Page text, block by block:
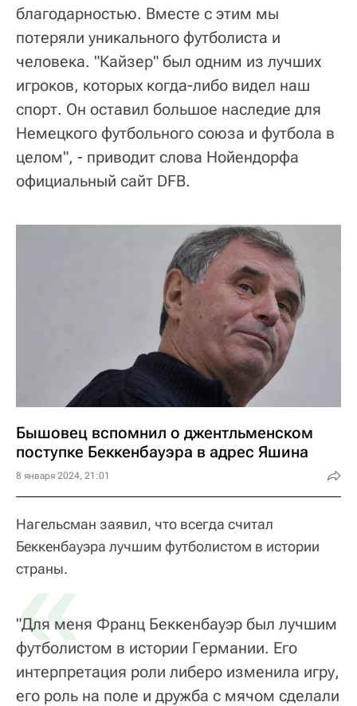
благодарностью. Вместе с этим мы
потеряли уникального футболиста и
человека. "Кайзер" был одним из лучших
игроков, которых когда-либо видел наш
спорт. Он оставил большое наследие для
Немецкого футбольного союза и футбола в
целом", - приводит слова Нойендорфа
официальный сайт DFB.
Бышовец вспомнил о джентльменском
поступке Беккенбауэра в адрес Яшина
8 января 2024, 21:01
Нагельсман заявил, что всегда считал
Беккенбауэра лучшим футболистом в истории
страны.
«
"Для меня Франц Беккенбауэр был лучшим
футболистом в истории Германии. Его
интерпретация роли либеро изменила игру,
его роль на поле и дружба с мячом сделали